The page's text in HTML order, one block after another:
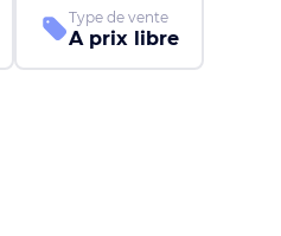
Type de vente
A prix libre